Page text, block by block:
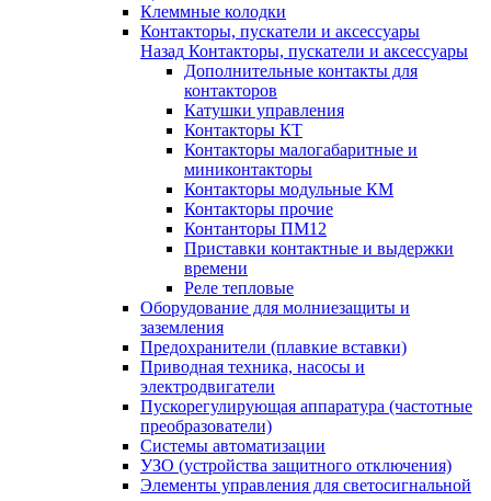
Клеммные колодки
Контакторы, пускатели и аксессуары
Назад Контакторы, пускатели и аксессуары
Дополнительные контакты для
контакторов
Катушки управления
Контакторы КТ
Контакторы малогабаритные и
миниконтакторы
Контакторы модульные КМ
Контакторы прочие
Контанторы ПМ12
Приставки контактные и выдержки
времени
Реле тепловые
Оборудование для молниезащиты и
заземления
Предохранители (плавкие вставки)
Приводная техника, насосы и
электродвигатели
Пускорегулирующая аппаратура (частотные
преобразователи)
Системы автоматизации
УЗО (устройства защитного отключения)
Элементы управления для светосигнальной